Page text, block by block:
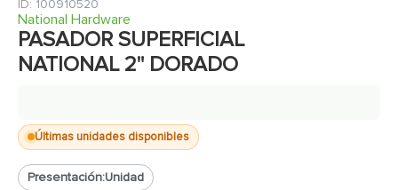
: 100910520
National Hardware
PASADOR SUPERFICIAL
NATIONAL 2" DORADO
Últimas unidades disponibles
Presentación:Unidad
8.
azulejo
9.
puerta